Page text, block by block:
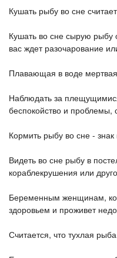
Кушать рыбу во сне
Кушать во сне сырую рыбу
вас ждет разочарование
Плавающая в воде
Наблюдать за
беспокойство и проблемы,
Кормить рыбу во сне -
Видеть во сне рыбу в
кораблекрушения или
Беременным женщинам,
здоровьем и проживет
Считается, что тухлая